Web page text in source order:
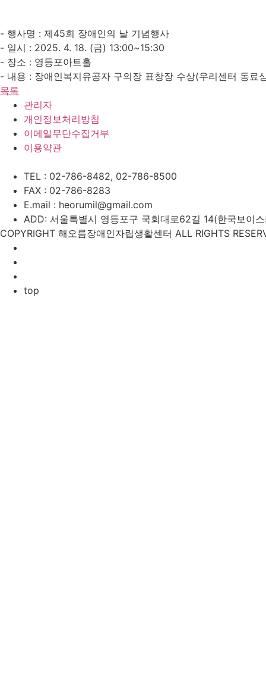
- 행사명 : 제45회 장애인의 날 기념행사
- 일시 : 2025. 4. 18. (금) 13:00~15:30
- 장소 : 영등포아트홀
- 내용 : 장애인복지유공자 구의장 표창장 수상(우리센터 동료
목록
관리자
개인정보처리방침
이메일무단수집거부
이용약관
TEL : 02-786-8482, 02-786-8500
FAX : 02-786-8283
E.mail : heorumil@gmail.com
ADD: 서울특별시 영등포구 국회대로62길 14(한국보이
COPYRIGHT 해오름장애인자립생활센터 ALL RIGHTS
top